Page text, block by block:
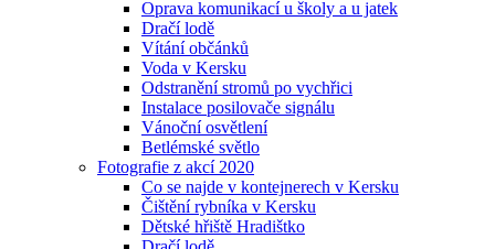
Oprava komunikací u školy a u jatek
Dračí lodě
Vítání občánků
Voda v Kersku
Odstranění stromů po vychřici
Instalace posilovače signálu
Vánoční osvětlení
Betlémské světlo
Fotografie z akcí 2020
Co se najde v kontejnerech v Kersku
Čištění rybníka v Kersku
Dětské hřiště Hradištko